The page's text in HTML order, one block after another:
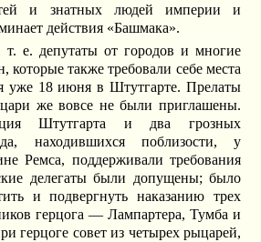
и знатных людей империи и
действия «Башмака».
т. е. депутаты от городов и многие
которые также требовали себе места
уже 18 июня в Штутгарте. Прелаты
же вовсе не были приглашены.
Штутгарта и два грозных
находившихся поблизости, у
Ремса, поддерживали требования
делегаты были допущены; было
и подвергнуть наказанию трех
герцога — Лампартера, Тумба и
герцоге совет из четырех рыцарей,